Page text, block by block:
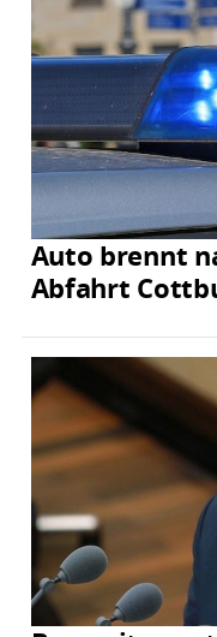
Auto brennt
Abfahrt